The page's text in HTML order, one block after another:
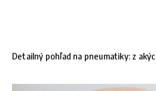
Detailný pohľad na pneumatiky: z